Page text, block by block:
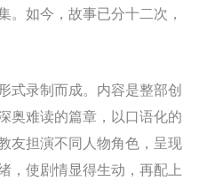
。如今，故事已分十二次，
式录制而成。内容是整部创
奥难读的篇章，以口语化的
友担演不同人物角色，呈现
，使剧情显得生动，再配上